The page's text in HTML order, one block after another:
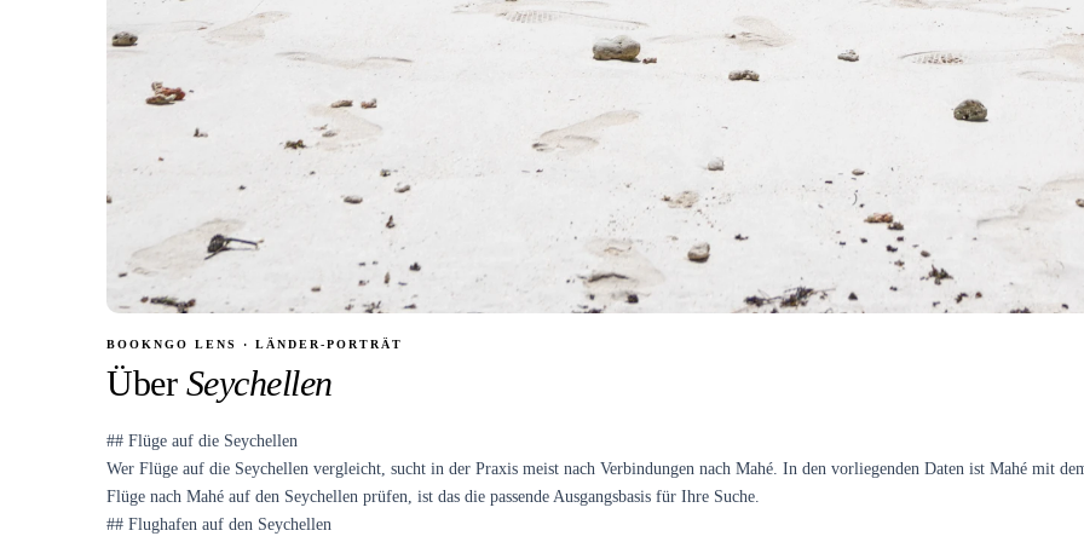
BOOKNGO LENS · LÄNDER-PORTRÄT
Über Seychellen
## Flüge auf die Seychellen
Wer Flüge auf die Seychellen vergleicht, sucht in der Praxis meist nach Verbindungen nach Mahé. In den vorliegenden Daten ist Mahé mit
Flüge nach Mahé auf den Seychellen prüfen, ist das die passende Ausgangsbasis für Ihre Suche.
## Flughafen auf den Seychellen